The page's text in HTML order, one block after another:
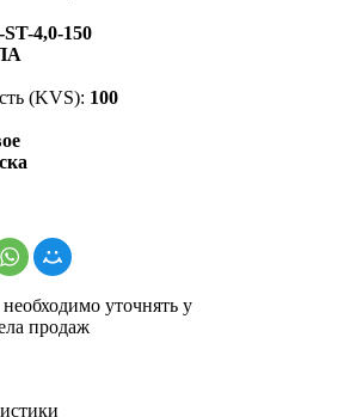
4,0-150
(KVS): 100
уточнять у
продаж